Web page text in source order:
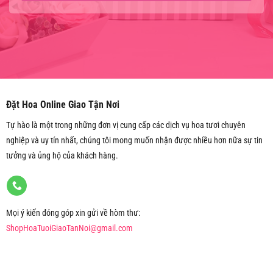
Đặt Hoa Online Giao Tận Nơi
Tự hào là một trong những đơn vị cung cấp các dịch vụ hoa tươi chuyên
nghiệp và uy tín nhất, chúng tôi mong muốn nhận được nhiều hơn nữa sự tin
tưởng và ủng hộ của khách hàng.
Mọi ý kiến đóng góp xin gửi về hòm thư:
ShopHoaTuoiGiaoTanNoi@gmail.com